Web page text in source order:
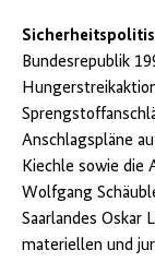
Bundesrepublik
Anschlagspläne
Kiechle sowie die
Wolfgang
Saarlandes Oskar
materiellen und